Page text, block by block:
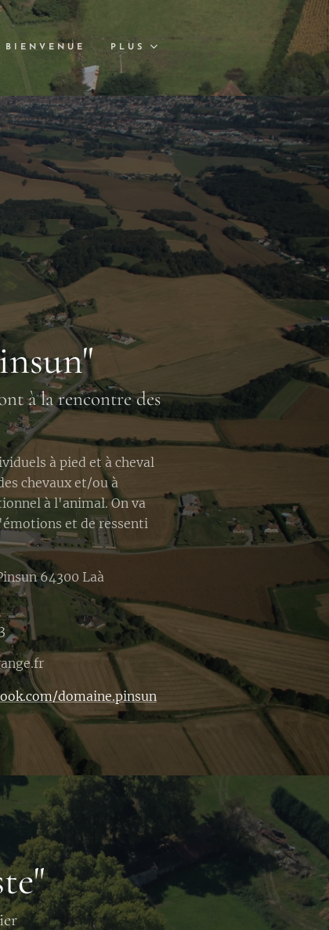
BIENVENUE PLUS
à la rencontre des
à pied et à cheval
chevaux et/ou à
à l'animal. On va
et de ressenti
64300 Laà
domaine.pinsun